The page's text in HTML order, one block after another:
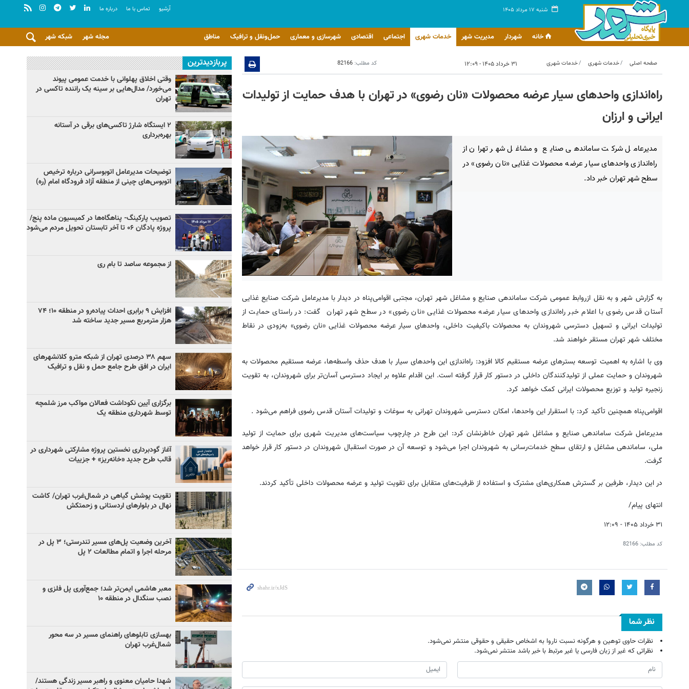
شنبه ۱۷ مرداد ۱۴۰۵ آرشيو تماس با ما درباره ما
خانه شهردار مدیریت شهر خدمات شهری اجتماعی اقتصادی شهرسازی و معماری حمل‌ونقل و ترافیک مناطق شبکه شهر مجله شهر
صفحه اصلی خدمات شهری خدمات شهری ۳۱ خرداد ۱۴۰۵ - ۱۲:۰۹ کد مطلب: 82166
راه‌اندازی واحدهای سیار عرضه محصولات «نان رضوی» در تهران با هدف حمایت از تولیدات
ایرانی و ارزان
مدیرعامل شرکت ساماندهی صنایع و مشاغل شهر تهران از
راه‌اندازی واحدهای سیار عرضه محصولات غذایی «نان رضوی» در
سطح شهر تهران خبر داد.
به گزارش شهر و به نقل ازروابط عمومی شرکت ساماندهی صنایع و مشاغل شهر تهران، مجتبی اقوامی‌پناه در دیدار با مدیرعامل شرکت صنایع غذایی
آستان قدس رضوی با اعلام خبر راه‌اندازی واحدهای سیار عرضه محصولات غذایی «نان رضوی» در سطح شهر تهران گفت: در راستای حمایت از
تولیدات ایرانی و تسهیل دسترسی شهروندان به محصولات باکیفیت داخلی، واحدهای سیار عرضه محصولات غذایی «نان رضوی» به‌زودی در نقاط
مختلف شهر تهران مستقر خواهند شد.
وی با اشاره به اهمیت توسعه بسترهای عرضه مستقیم کالا افزود: راه‌اندازی این واحدهای سیار با هدف حذف واسطه‌ها، عرضه مستقیم محصولات به
شهروندان و حمایت عملی از تولیدکنندگان داخلی در دستور کار قرار گرفته است. این اقدام علاوه بر ایجاد دسترسی آسان‌تر برای شهروندان، به تقویت
زنجیره تولید و توزیع محصولات ایرانی کمک خواهد کرد.
اقوامی‌پناه همچنین تأکید کرد: با استقرار این واحدها، امکان دسترسی شهروندان تهرانی به سوغات و تولیدات آستان قدس رضوی فراهم می‌شود .
مدیرعامل شرکت ساماندهی صنایع و مشاغل شهر تهران خاطرنشان کرد: این طرح در چارچوب سیاست‌های مدیریت شهری برای حمایت از تولید
ملی، ساماندهی مشاغل و ارتقای سطح خدمات‌رسانی به شهروندان اجرا می‌شود و توسعه آن در صورت استقبال شهروندان در دستور کار قرار خواهد
گرفت.
در این دیدار، طرفین بر گسترش همکاری‌های مشترک و استفاده از ظرفیت‌های متقابل برای تقویت تولید و عرضه محصولات داخلی تأکید کردند.
انتهای پیام/
۳۱ خرداد ۱۴۰۵ - ۱۲:۰۹
کد مطلب: 82166
نظر شما
نظرات حاوی توهین و هرگونه نسبت ناروا به اشخاص حقیقی و حقوقی منتشر نمی‌شود.
نظراتی که غیر از زبان فارسی یا غیر مرتبط با خبر باشد منتشر نمی‌شود.
پربازدیدترین
وقتی اخلاق پهلوانی با خدمت عمومی پیوند
می‌خورد/ مدال‌هایی بر سینه یک راننده تاکسی در
تهران
۲ ایستگاه شارژ تاکسی‌های برقی در آستانه
بهره‌برداری
توضیحات مدیرعامل اتوبوسرانی درباره ترخیص
اتوبوس‌های چینی از منطقه آزاد فرودگاه امام (ره)
تصویب پارکینگ- پناهگاه‌ها در کمیسیون ماده پنج/
پروژه پادگان ۰۶ تا آخر تابستان تحویل مردم می‌شود
از مجموعه ساصد تا بام ری
افزایش ۹ برابری احداث پیاده‌رو در منطقه ۱۰؛ ۷۴
هزار مترمربع مسیر جدید ساخته شد
سهم ۳۸ درصدی تهران از شبکه مترو کلانشهرهای
ایران در افق طرح جامع حمل و نقل و ترافیک
برگزاری آیین نکوداشت فعالان مواکب مرز شلمچه
توسط شهرداری منطقه یک
آغاز گودبرداری نخستین پروژه مشارکتی شهرداری در
قالب طرح جدید «خانه‌ریز» + جزییات
تقویت پوشش گیاهی در شمال‌غرب تهران/ کاشت
نهال در بلوارهای اردستانی و زحمتکش
آخرین وضعیت پل‌های مسیر تندرستی؛ ۳ پل در
مرحله اجرا و اتمام مطالعات ۲ پل
معبر هاشمی ایمن‌تر شد؛ جمع‌آوری پل فلزی و
نصب سنگدال در منطقه ۱۰
بهسازی تابلوهای راهنمای مسیر در سه محور
شمال‌غرب تهران
شهدا حامیان معنوی و راهبر مسیر زندگی هستند/